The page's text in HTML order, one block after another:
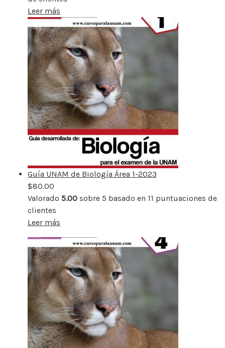
Leer más
Guía UNAM de Biología Área 1-2023
$80.00
Valorado 5.00 sobre 5 basado en 11 puntuaciones de
clientes
Leer más